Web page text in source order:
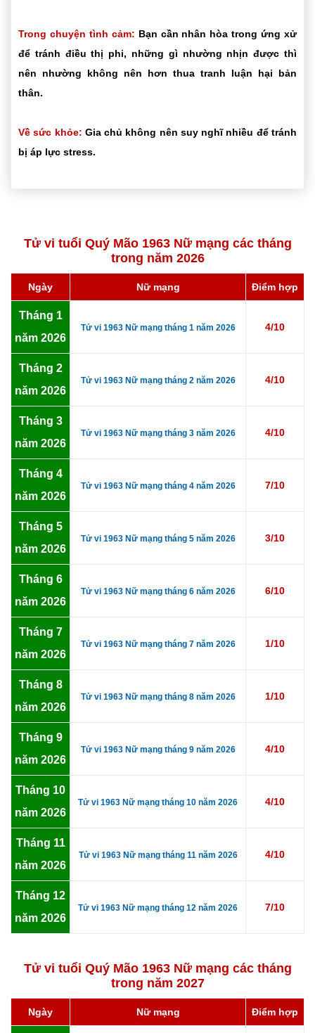
Trong chuyện tình cảm: Bạn cần nhân hòa trong ứng xử
để tránh điều thị phi, những gì nhường nhịn được thì
nên nhường không nên hơn thua tranh luận hại bản
thân.
Về sức khỏe: Gia chủ không nên suy nghĩ nhiều để tránh
bị áp lực stress.
Tử vi tuổi Quý Mão 1963 Nữ mạng các tháng
trong năm 2026
Ngày Nữ mạng Điểm hợp
Tháng 1
năm 2026
Tử vi 1963 Nữ mạng tháng 1 năm 2026 4/10
Tháng 2
năm 2026
Tử vi 1963 Nữ mạng tháng 2 năm 2026 4/10
Tháng 3
năm 2026
Tử vi 1963 Nữ mạng tháng 3 năm 2026 4/10
Tháng 4
năm 2026
Tử vi 1963 Nữ mạng tháng 4 năm 2026 7/10
Tháng 5
năm 2026
Tử vi 1963 Nữ mạng tháng 5 năm 2026 3/10
Tháng 6
năm 2026
Tử vi 1963 Nữ mạng tháng 6 năm 2026 6/10
Tháng 7
năm 2026
Tử vi 1963 Nữ mạng tháng 7 năm 2026 1/10
Tháng 8
năm 2026
Tử vi 1963 Nữ mạng tháng 8 năm 2026 1/10
Tháng 9
năm 2026
Tử vi 1963 Nữ mạng tháng 9 năm 2026 4/10
Tháng 10
năm 2026
Tử vi 1963 Nữ mạng tháng 10 năm 2026 4/10
Tháng 11
năm 2026
Tử vi 1963 Nữ mạng tháng 11 năm 2026 4/10
Tháng 12
năm 2026
Tử vi 1963 Nữ mạng tháng 12 năm 2026 7/10
Tử vi tuổi Quý Mão 1963 Nữ mạng các tháng
trong năm 2027
Ngày Nữ mạng Điểm hợp